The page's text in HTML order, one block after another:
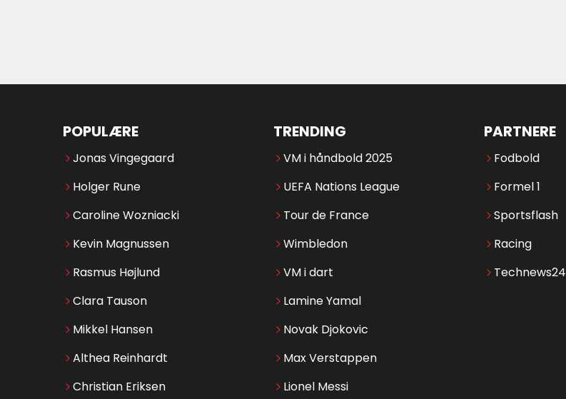
POPULÆRE
Jonas Vingegaard
Holger Rune
Caroline Wozniacki
Kevin Magnussen
Rasmus Højlund
Clara Tauson
Mikkel Hansen
Althea Reinhardt
Christian Eriksen
TRENDING
VM i håndbold 2025
UEFA Nations League
Tour de France
Wimbledon
VM i dart
Lamine Yamal
Novak Djokovic
Max Verstappen
Lionel Messi
PARTNERE
Fodbold
Formel 1
Sportsflash
Racing
Technews24